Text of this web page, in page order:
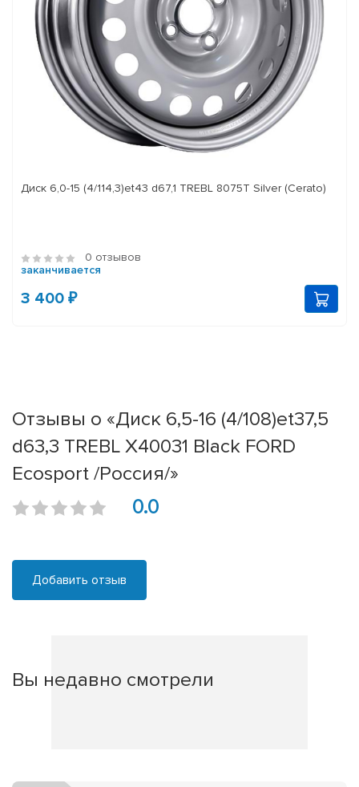
Диск 6,0-15 (4/114,3)et43 d67,1 TREBL 8075T Silver (Cerato)
0 отзывов
заканчивается
3 400 ₽
Отзывы о «Диск 6,5-16 (4/108)et37,5
d63,3 TREBL X40031 Black FORD
Ecosport /Россия/»
0.0
Добавить отзыв
Вы недавно смотрели